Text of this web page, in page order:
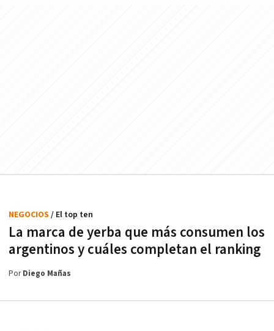
La marca de yerba que más consumen los
argentinos y cuáles completan el ranking
NEGOCIOS / El top ten
PorDiego Mañas